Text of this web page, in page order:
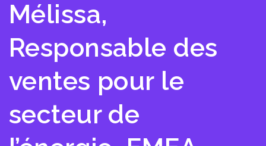
Mélissa,
Responsable des
ventes pour le
secteur de